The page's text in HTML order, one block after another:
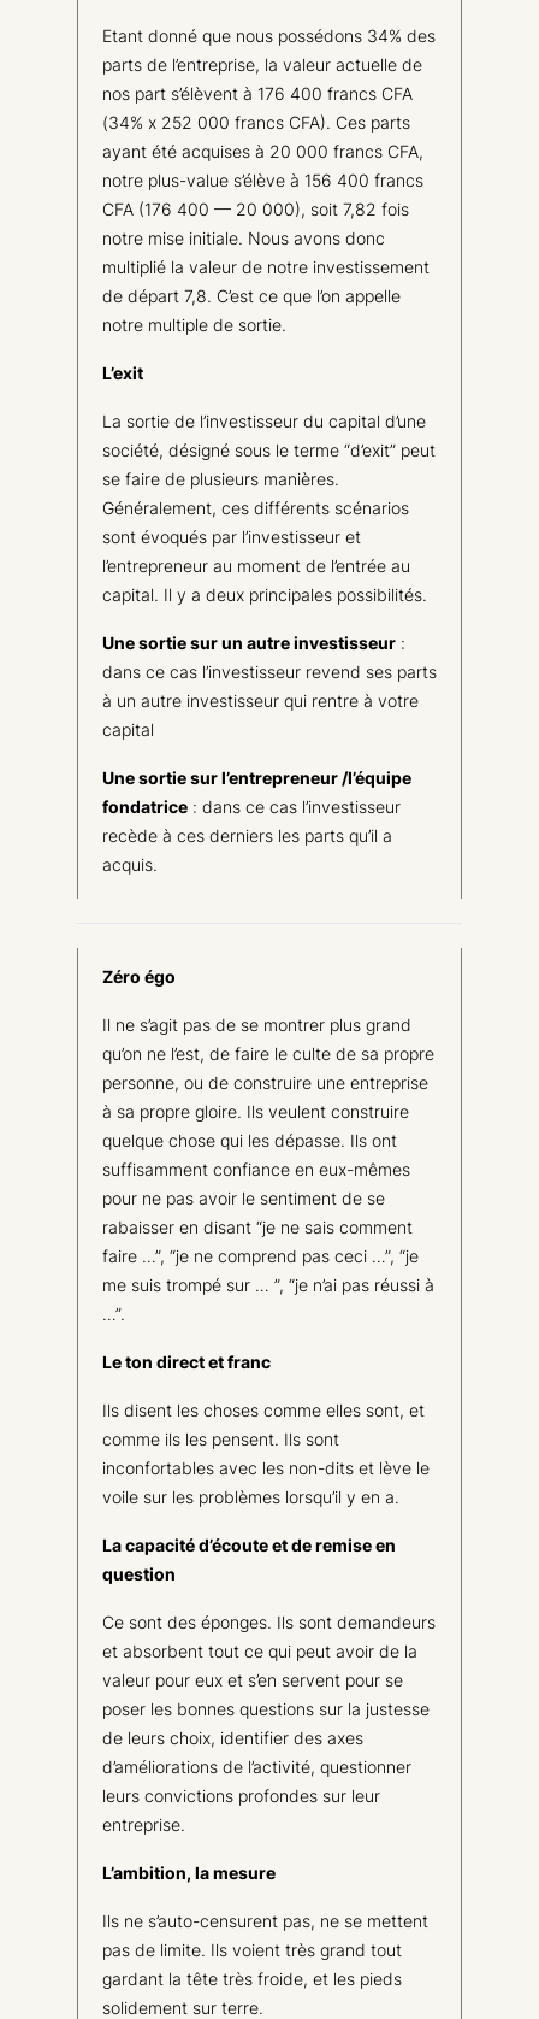
Etant donné que nous possédons 34% des
parts de l’entreprise, la valeur actuelle de
nos part s’élèvent à 176 400 francs CFA
(34% x 252 000 francs CFA). Ces parts
ayant été acquises à 20 000 francs CFA,
notre plus-value s’élève à 156 400 francs
CFA (176 400 — 20 000), soit 7,82 fois
notre mise initiale. Nous avons donc
multiplié la valeur de notre investissement
de départ 7,8. C’est ce que l’on appelle
notre multiple de sortie.
L’exit
La sortie de l’investisseur du capital d’une
société, désigné sous le terme “d’exit” peut
se faire de plusieurs manières.
Généralement, ces différents scénarios
sont évoqués par l’investisseur et
l’entrepreneur au moment de l’entrée au
capital. Il y a deux principales possibilités.
Une sortie sur un autre investisseur :
dans ce cas l’investisseur revend ses parts
à un autre investisseur qui rentre à votre
capital
Une sortie sur l’entrepreneur /l’équipe
fondatrice : dans ce cas l’investisseur
recède à ces derniers les parts qu’il a
acquis.
Zéro égo
Il ne s’agit pas de se montrer plus grand
qu’on ne l’est, de faire le culte de sa propre
personne, ou de construire une entreprise
à sa propre gloire. Ils veulent construire
quelque chose qui les dépasse. Ils ont
suffisamment confiance en eux-mêmes
pour ne pas avoir le sentiment de se
rabaisser en disant “je ne sais comment
faire …”, “je ne comprend pas ceci …”, “je
me suis trompé sur … ”, “je n’ai pas réussi à
…”.
Le ton direct et franc
Ils disent les choses comme elles sont, et
comme ils les pensent. Ils sont
inconfortables avec les non-dits et lève le
voile sur les problèmes lorsqu’il y en a.
La capacité d’écoute et de remise en
question
Ce sont des éponges. Ils sont demandeurs
et absorbent tout ce qui peut avoir de la
valeur pour eux et s’en servent pour se
poser les bonnes questions sur la justesse
de leurs choix, identifier des axes
d’améliorations de l’activité, questionner
leurs convictions profondes sur leur
entreprise.
L’ambition, la mesure
Ils ne s’auto-censurent pas, ne se mettent
pas de limite. Ils voient très grand tout
gardant la tête très froide, et les pieds
solidement sur terre.